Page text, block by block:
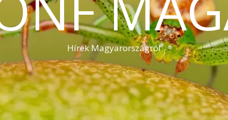
Hírek Magyarországról